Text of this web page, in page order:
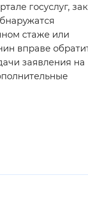
госуслуг,
стаже или
вправе
заявления на